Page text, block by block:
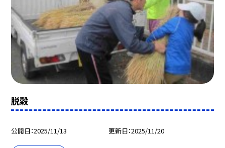
脱穀
公開日 2025/11/13 更新日 2025/11/20